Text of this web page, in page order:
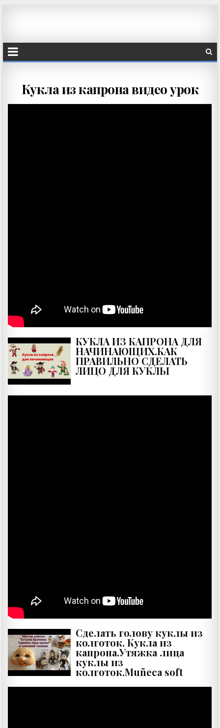
Кукла из капрона видео урок
КУКЛА ИЗ КАПРОНА ДЛЯ
НАЧИНАЮЩИХ.КАК
ПРАВИЛЬНО СДЕЛАТЬ
ЛИЦО ДЛЯ КУКЛЫ
Сделать голову куклы из
колготок. Кукла из
капрона.Утяжка лица
куклы из
колготок.Muñeca soft